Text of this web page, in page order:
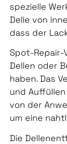
spezielle
Delle von
dass der
Spot-
Dellen oder
haben. Das
und
von der
um eine
Die